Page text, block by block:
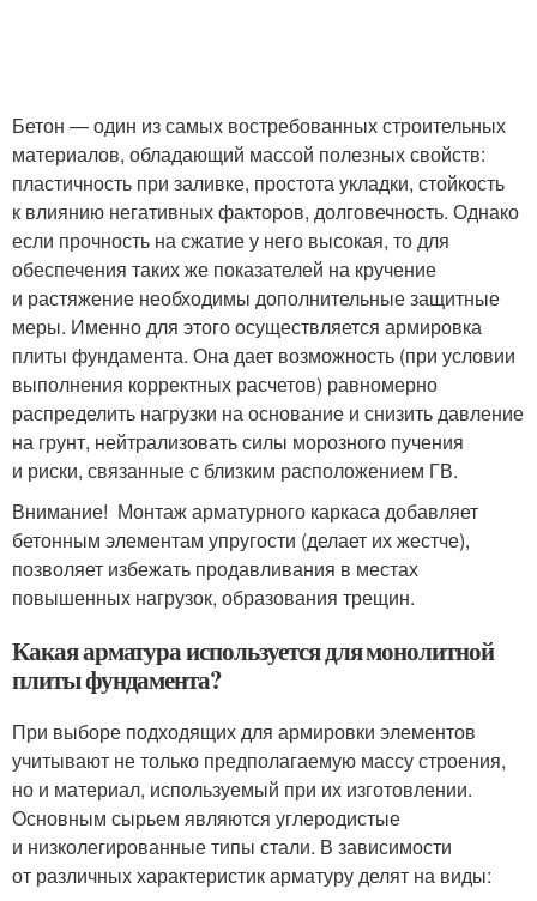
Бетон — один из самых востребованных строительных
материалов, обладающий массой полезных свойств:
пластичность при заливке, простота укладки, стойкость
к влиянию негативных факторов, долговечность. Однако
если прочность на сжатие у него высокая, то для
обеспечения таких же показателей на кручение
и растяжение необходимы дополнительные защитные
меры. Именно для этого осуществляется армировка
плиты фундамента. Она дает возможность (при условии
выполнения корректных расчетов) равномерно
распределить нагрузки на основание и снизить давление
на грунт, нейтрализовать силы морозного пучения
и риски, связанные с близким расположением ГВ.
Внимание! Монтаж арматурного каркаса добавляет
бетонным элементам упругости (делает их жестче),
позволяет избежать продавливания в местах
повышенных нагрузок, образования трещин.
Какая арматура используется для монолитной
плиты фундамента?
При выборе подходящих для армировки элементов
учитывают не только предполагаемую массу строения,
но и материал, используемый при их изготовлении.
Основным сырьем являются углеродистые
и низколегированные типы стали. В зависимости
от различных характеристик арматуру делят на виды: